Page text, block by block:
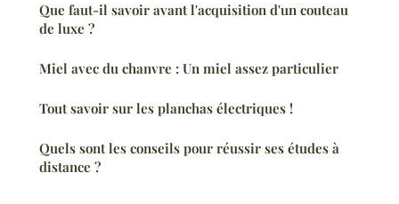
Que faut-il savoir avant l'acquisition d'un couteau
de luxe ?
Miel avec du chanvre : Un miel assez particulier
Tout savoir sur les planchas électriques !
Quels sont les conseils pour réussir ses études à
distance ?